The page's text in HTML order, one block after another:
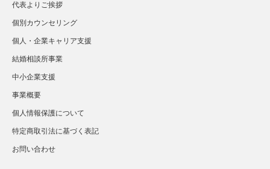
代表よりご挨拶
個別カウンセリング
個人・企業キャリア支援
結婚相談所事業
中小企業支援
事業概要
個人情報保護について
特定商取引法に基づく表記
お問い合わせ